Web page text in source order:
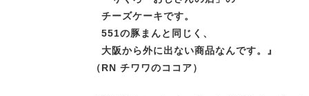
チーズケーキです。
551の豚まんと同じく、
大阪から外に出ない商品なんです。
』
（RN チワワのココア）